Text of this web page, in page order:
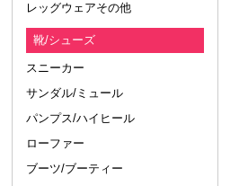
レッグウェアその他
靴/シューズ
スニーカー
サンダル/ミュール
パンプス/ハイヒール
ローファー
ブーツ/ブーティー